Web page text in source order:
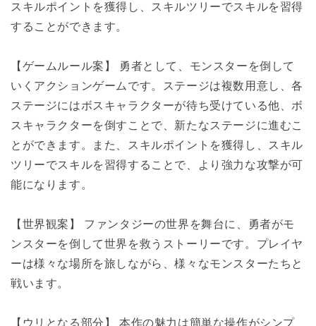
スキルポイントを獲得し、スキルツリーでスキルを習得
することができます。
【ゲームルール案】 勇者として、モンスターを倒して
いくアクションゲームです。ステージは複数用意し、各
ステージにはボスキャラクターが待ち受けている他、ボ
スキャラクターを倒すことで、新たなステージに進むこ
とができます。また、スキルポイントを獲得し、スキル
ツリーでスキルを習得することで、より強力な攻撃が可
能になります。
【世界観案】 ファンタジーの世界を舞台に、勇者がモ
ンスターを倒して世界を救うストーリーです。プレイヤ
ーは様々な場所を旅しながら、様々なモンスターたちと
戦います。
【ウリとなる部分】 本作の魅力は簡単な操作がシンプ